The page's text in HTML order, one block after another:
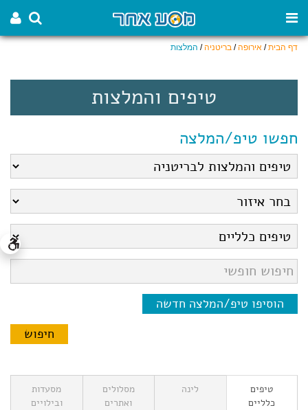
דף הבית/ אירופה/ בריטניה/ המלצות
טיפים והמלצות
חפשו טיפ/המלצה
הוסיפו טיפ/המלצה חדשה
טיפים
כלליים
לינה
מסלולים
ואתרים
מסעדות
ובילויים